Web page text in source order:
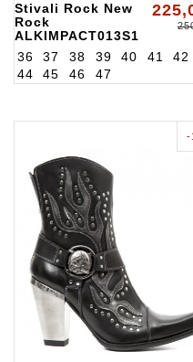
Stivali Rock New
Rock
ALKIMPACT013S1
36 37 38 39 40 41 42
44
45 46 47
-